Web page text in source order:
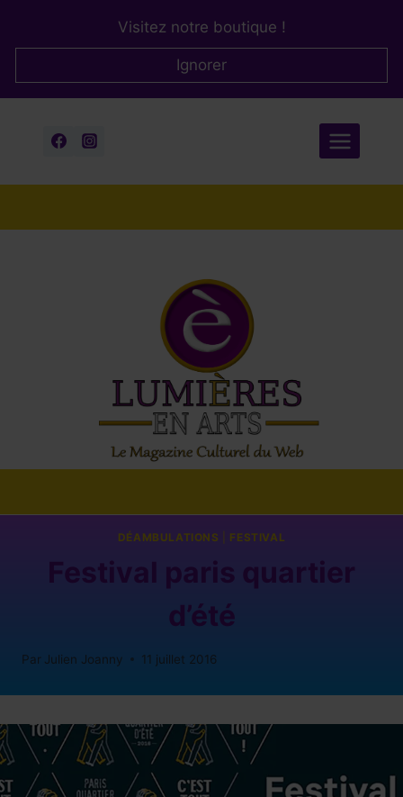
Visitez notre boutique !
Ignorer
DÉAMBULATIONS FESTIVAL
d’été
Par Julien Joanny 11 juillet 2016